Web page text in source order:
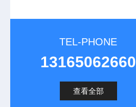
TEL-PHONE
13165062660
查看全部